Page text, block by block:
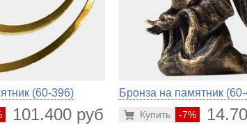
(60-396)
101.400 руб.
Бронза на памятник
-7%
Купить